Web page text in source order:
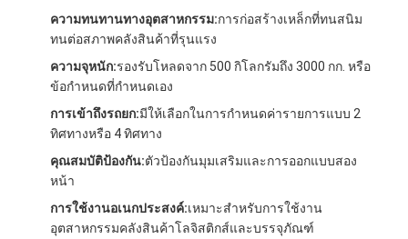
ความทนทานทางอุตสาหกรรม:การก่อสร้างเหล็กที่ทนสนิม
ทนต่อสภาพคลังสินค้าที่รุนแรง
ความจุหนัก:รองรับโหลดจาก 500 กิโลกรัมถึง 3000 กก. หรือ
ข้อกำหนดที่กำหนดเอง
การเข้าถึงรถยก:มีให้เลือกในการกำหนดค่ารายการแบบ 2
ทิศทางหรือ 4 ทิศทาง
คุณสมบัติป้องกัน:ตัวป้องกันมุมเสริมและการออกแบบสอง
หน้า
การใช้งานอเนกประสงค์:เหมาะสำหรับการใช้งาน
อุตสาหกรรมคลังสินค้าโลจิสติกส์และบรรจุภัณฑ์